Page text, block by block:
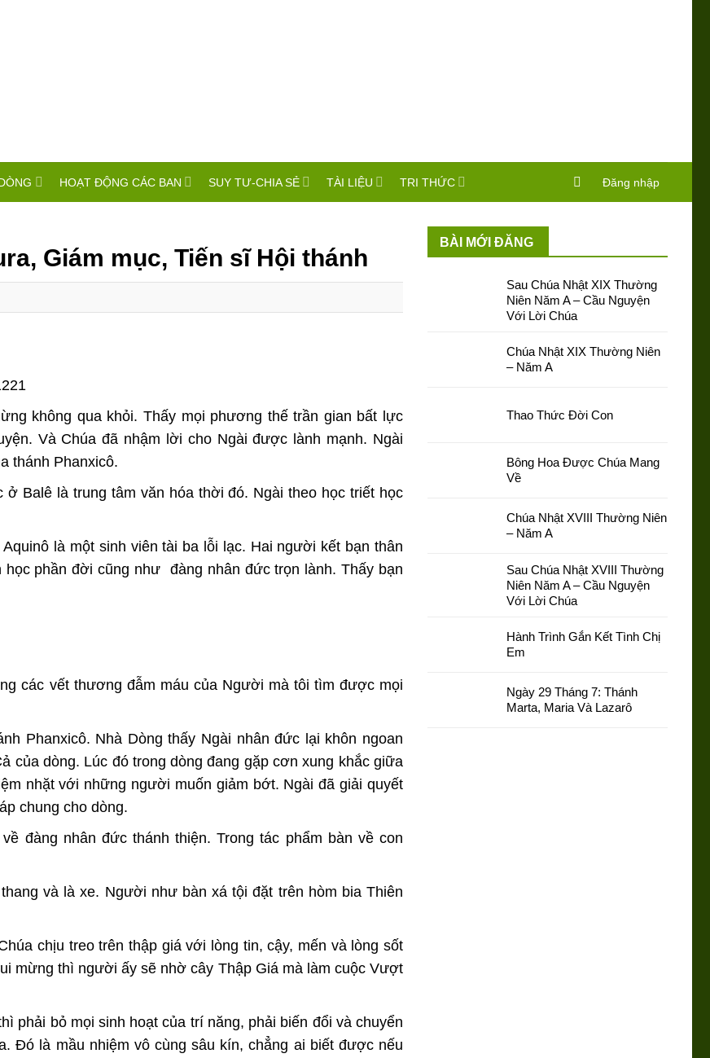
HOẠT ĐỘNG CÁC BAN SUY TƯ-CHIA SẺ TÀI LIỆU TRI THỨC Đăng nhập
Giám mục, Tiến sĩ Hội thánh
không qua khỏi. Thấy mọi phương thế trần gian bất lực
Và Chúa đã nhậm lời cho Ngài được lành mạnh. Ngài
thánh Phanxicô.
Balê là trung tâm văn hóa thời đó. Ngài theo học triết học
là một sinh viên tài ba lỗi lạc. Hai người kết bạn thân
phần đời cũng như đàng nhân đức trọn lành. Thấy bạn
các vết thương đẫm máu của Người mà tôi tìm được mọi
Phanxicô. Nhà Dòng thấy Ngài nhân đức lại khôn ngoan
của dòng. Lúc đó trong dòng đang gặp cơn xung khắc giữa
nhặt với những người muốn giảm bớt. Ngài đã giải quyết
chung cho dòng.
đàng nhân đức thánh thiện. Trong tác phẩm bàn về con
và là xe. Người như bàn xá tội đặt trên hòm bia Thiên
chịu treo trên thập giá với lòng tin, cậy, mến và lòng sốt
mừng thì người ấy sẽ nhờ cây Thập Giá mà làm cuộc Vượt
phải bỏ mọi sinh hoạt của trí năng, phải biến đổi và chuyển
Đó là mầu nhiệm vô cùng sâu kín, chẳng ai biết được nếu
BÀI MỚI ĐĂNG
Sau Chúa Nhật XIX Thường
Niên Năm A – Cầu Nguyện
Với Lời Chúa
Chúa Nhật XIX Thường Niên
– Năm A
Thao Thức Đời Con
Bông Hoa Được Chúa Mang
Về
Chúa Nhật XVIII Thường Niên
– Năm A
Sau Chúa Nhật XVIII Thường
Niên Năm A – Cầu Nguyện
Với Lời Chúa
Hành Trình Gắn Kết Tình Chị
Em
Ngày 29 Tháng 7: Thánh
Marta, Maria Và Lazarô